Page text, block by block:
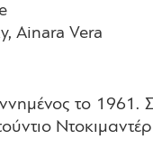
Ainara Vera
το